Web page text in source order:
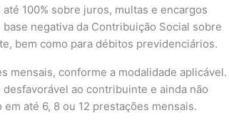
100% sobre juros, multas e encargos
negativa da Contribuição Social sobre
bem como para débitos previdenciários.
mensais, conforme a modalidade aplicável.
ao contribuinte e ainda não
até 6, 8 ou 12 prestações mensais.